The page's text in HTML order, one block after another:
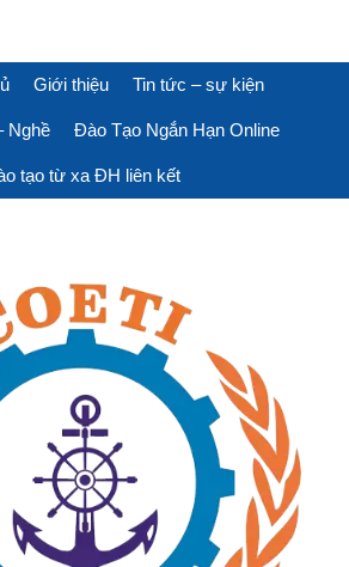
Giới thiệu Tin tức – sự kiện
Nghề Đào Tạo Ngắn Hạn Online
tạo từ xa ĐH liên kết